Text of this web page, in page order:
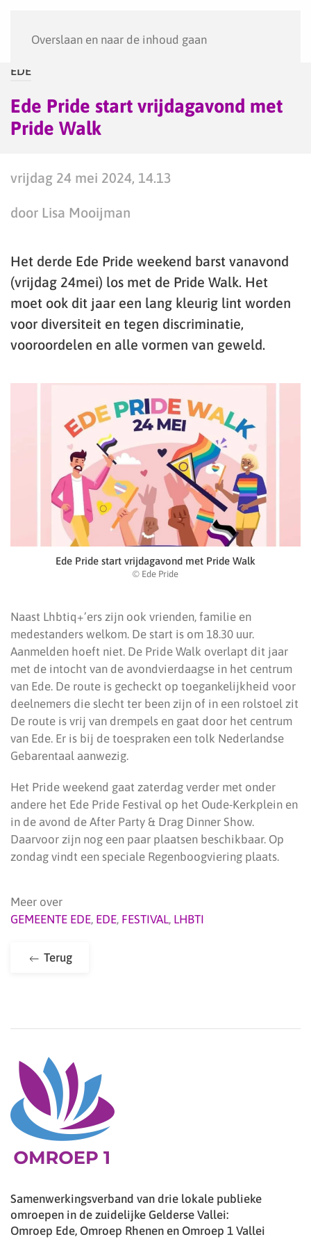
Overslaan en naar de inhoud gaan
EDE
Ede Pride start vrijdagavond met
Pride Walk
vrijdag 24 mei 2024, 14.13
door Lisa Mooijman
Het derde Ede Pride weekend barst vanavond
(vrijdag 24mei) los met de Pride Walk. Het
moet ook dit jaar een lang kleurig lint worden
voor diversiteit en tegen discriminatie,
vooroordelen en alle vormen van geweld.
Ede Pride start vrijdagavond met Pride Walk
© Ede Pride
Naast Lhbtiq+’ers zijn ook vrienden, familie en
medestanders welkom. De start is om 18.30 uur.
Aanmelden hoeft niet. De Pride Walk overlapt dit jaar
met de intocht van de avondvierdaagse in het centrum
van Ede. De route is gecheckt op toegankelijkheid voor
deelnemers die slecht ter been zijn of in een rolstoel zit
De route is vrij van drempels en gaat door het centrum
van Ede. Er is bij de toespraken een tolk Nederlandse
Gebarentaal aanwezig.
Het Pride weekend gaat zaterdag verder met onder
andere het Ede Pride Festival op het Oude-Kerkplein en
in de avond de After Party & Drag Dinner Show.
Daarvoor zijn nog een paar plaatsen beschikbaar. Op
zondag vindt een speciale Regenboogviering plaats.
Meer over
GEMEENTE EDE, EDE, FESTIVAL, LHBTI
Terug
Samenwerkingsverband van drie lokale publieke
omroepen in de zuidelijke Gelderse Vallei:
Omroep Ede, Omroep Rhenen en Omroep 1 Vallei